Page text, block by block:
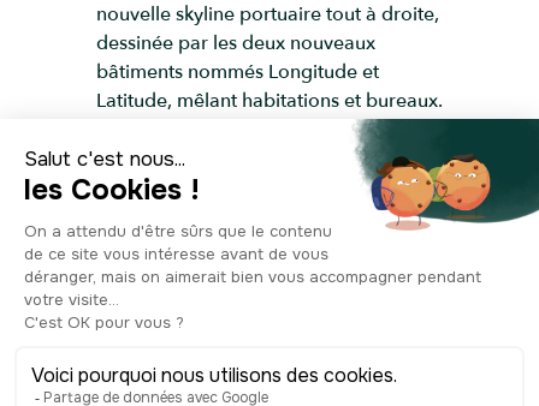
nouvelle skyline portuaire tout à droite,
dessinée par les deux nouveaux
bâtiments nommés Longitude et
Latitude, mêlant habitations et bureaux.
Le tout donnant une image éclectique
de ce qu’est Liverpool aujourd’hui.